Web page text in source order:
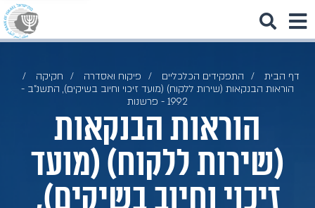
דף הבית התפקידים הכלכליים פיקוח ואסדרה
חקיקה
הוראות הבנקאות (שירות ללקוח) (מועד זיכוי וחיוב בשיקים), התשנ"ב -
1992 - פרשנות
הוראות הבנקאות
(שירות ללקוח) (מועד
זיכוי וחיוב בשיקים),